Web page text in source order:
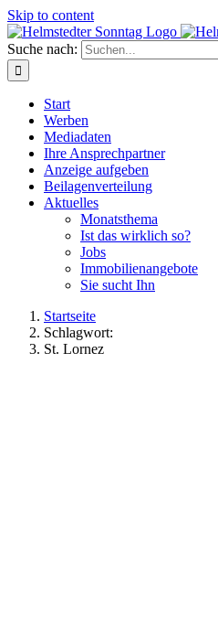
Skip to content
Suche nach:
Start
Werben
Mediadaten
Ihre Ansprechpartner
Anzeige aufgeben
Beilagenverteilung
Aktuelles
Monatsthema
Ist das wirklich so?
Jobs
Immobilienangebote
Sie sucht Ihn
Startseite
Schlagwort:
St. Lornez